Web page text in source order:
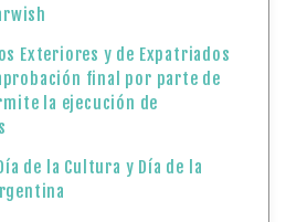
Exteriores y de Expatriados
final por parte de
la ejecución de
de la Cultura y Día de la